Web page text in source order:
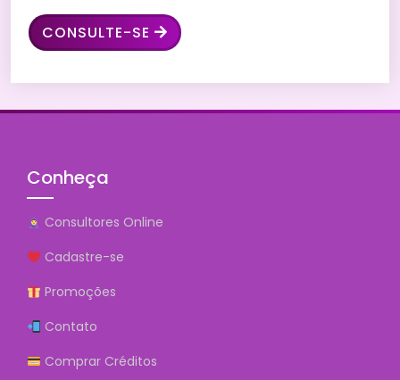
CONSULTE-SE
Conheça
Consultores Online
Cadastre-se
Promoções
Contato
Comprar Créditos